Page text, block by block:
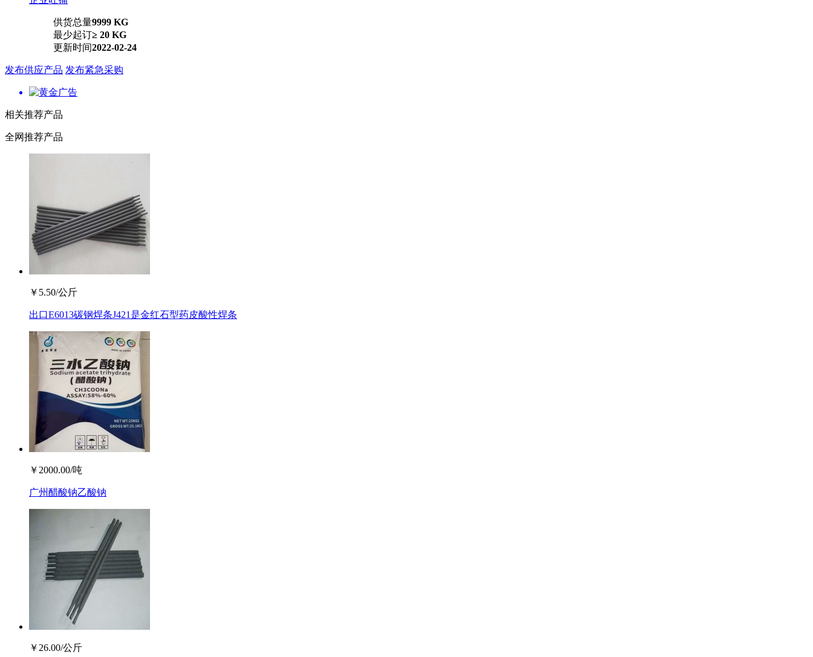
供货总量9999 KG
最少起订≥ 20 KG
更新时间2022-02-24
发布供应产品 发布紧急采购
相关推荐产品
全网推荐产品
￥ 5.50/公斤
出口E6013碳钢焊条J421是金红石型药皮酸性焊条
￥ 2000.00/吨
广州醋酸钠乙酸钠
￥ 26.00/公斤